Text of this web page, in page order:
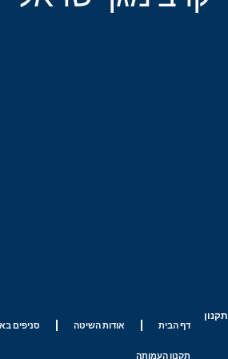
תקנון
דף הבית אודות השיטה סניפים
תקנון העמותה